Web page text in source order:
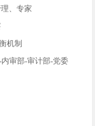
、专家
机制
审部-审计部-党委